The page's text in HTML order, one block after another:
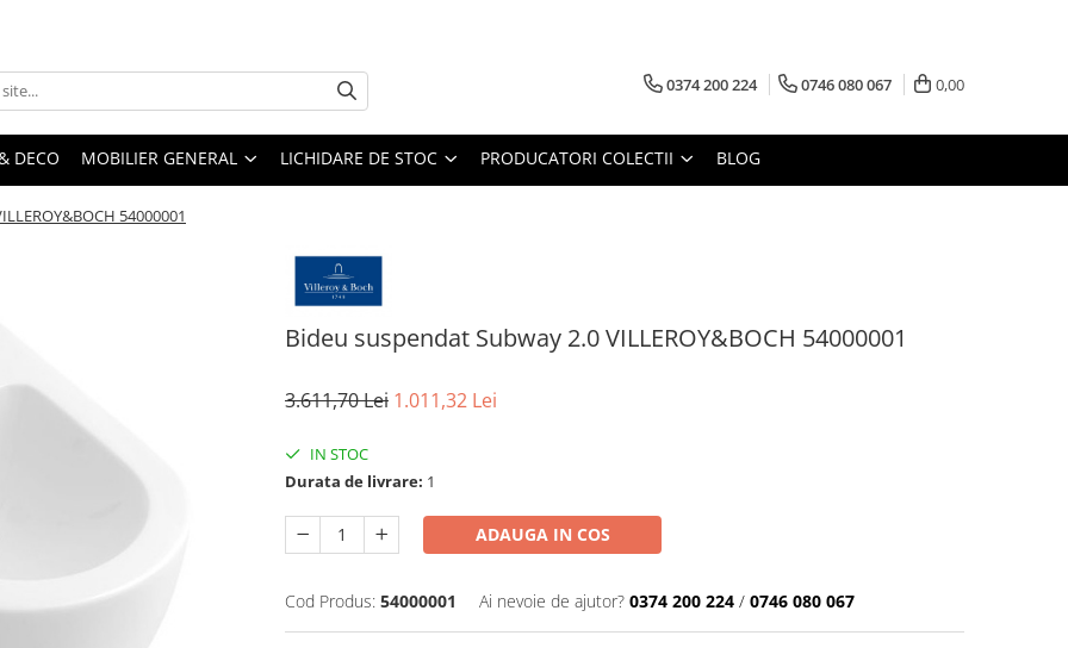
0374 200 224 0746 080 067 0,00
DECO MOBILIER GENERAL LICHIDARE DE STOC PRODUCATORI COLECTII BLOG
54000001
Bideu suspendat Subway 2.0 VILLEROY&BOCH 54000001
3.611,70 Lei 1.011,32 Lei
IN STOC
Durata de livrare: 1
ADAUGA IN COS
Cod Produs: 54000001 Ai nevoie de ajutor? 0374 200 224 / 0746 080 067